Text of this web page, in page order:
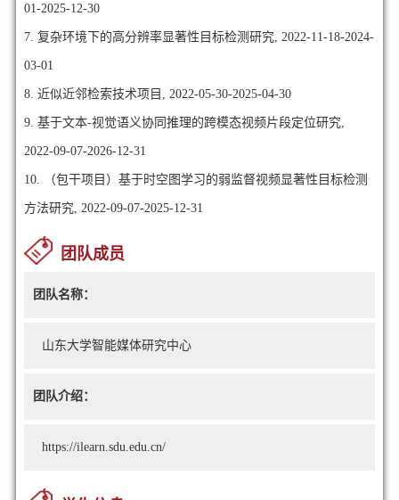
01-2025-12-30
7. 复杂环境下的高分辨率显著性目标检测研究, 2022-11-18-2024-
03-01
8. 近似近邻检索技术项目, 2022-05-30-2025-04-30
9. 基于文本-视觉语义协同推理的跨模态视频片段定位研究,
2022-09-07-2026-12-31
10. （包干项目）基于时空图学习的弱监督视频显著性目标检测
方法研究, 2022-09-07-2025-12-31
团队成员
团队名称：
山东大学智能媒体研究中心
团队介绍：
https://ilearn.sdu.edu.cn/